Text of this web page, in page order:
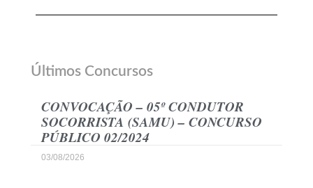
Últimos Concursos
CONVOCAÇÃO – 05º CONDUTOR
SOCORRISTA (SAMU) – CONCURSO
PÚBLICO 02/2024
03/08/2026